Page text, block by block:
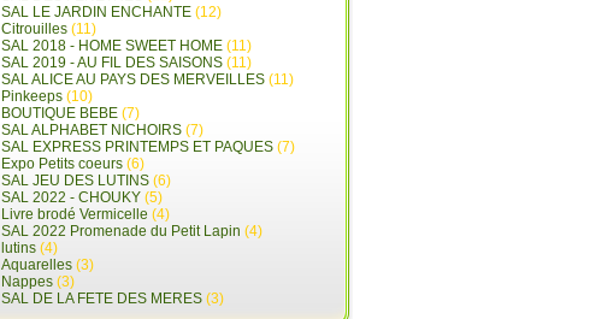
SAL LE JARDIN ENCHANTE (12)
Citrouilles (11)
SAL 2018 - HOME SWEET HOME (11)
SAL 2019 - AU FIL DES SAISONS (11)
SAL ALICE AU PAYS DES MERVEILLES (11)
Pinkeeps (10)
BOUTIQUE BEBE (7)
SAL ALPHABET NICHOIRS (7)
SAL EXPRESS PRINTEMPS ET PAQUES (7)
Expo Petits coeurs (6)
SAL JEU DES LUTINS (6)
SAL 2022 - CHOUKY (5)
Livre brodé Vermicelle (4)
SAL 2022 Promenade du Petit Lapin (4)
lutins (4)
Aquarelles (3)
Nappes (3)
SAL DE LA FETE DES MERES (3)